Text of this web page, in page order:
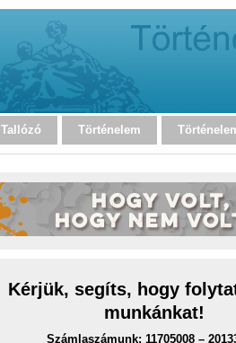
Tallózó Történelem
Kérjük, segíts, hogy
munkánkat!
Számlaszámunk: 11705008 –